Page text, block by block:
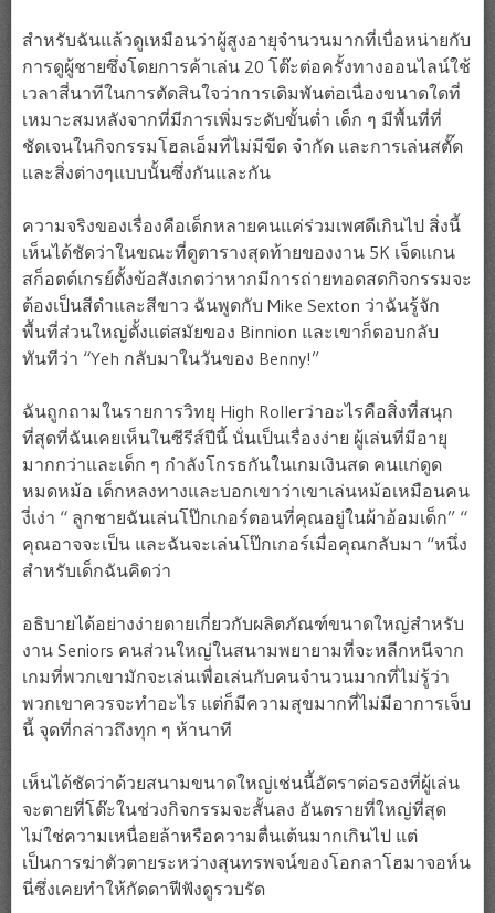
สำหรับฉันแล้วดูเหมือนว่าผู้สูงอายุจำนวนมากที่เบื่อหน่ายกับ
การดูผู้ชายซึ่งโดยการค้าเล่น 20 โต๊ะต่อครั้งทางออนไลน์ใช้
เวลาสี่นาทีในการตัดสินใจว่าการเดิมพันต่อเนื่องขนาดใดที่
เหมาะสมหลังจากที่มีการเพิ่มระดับขั้นต่ำ เด็ก ๆ มีพื้นที่ที่
ชัดเจนในกิจกรรมโฮลเอ็มที่ไม่มีขีด จำกัด และการเล่นสตั๊ด
และสิ่งต่างๆแบบนั้นซึ่งกันและกัน
ความจริงของเรื่องคือเด็กหลายคนแค่ร่วมเพศดีเกินไป สิ่งนี้
เห็นได้ชัดว่าในขณะที่ดูตารางสุดท้ายของงาน 5K เจ็ดแกน
สก็อตต์เกรย์ตั้งข้อสังเกตว่าหากมีการถ่ายทอดสดกิจกรรมจะ
ต้องเป็นสีดำและสีขาว ฉันพูดกับ Mike Sexton ว่าฉันรู้จัก
พื้นที่ส่วนใหญ่ตั้งแต่สมัยของ Binnion และเขาก็ตอบกลับ
ทันทีว่า “Yeh กลับมาในวันของ Benny!”
ฉันถูกถามในรายการวิทยุ High Rollerว่าอะไรคือสิ่งที่สนุก
ที่สุดที่ฉันเคยเห็นในซีรีส์ปีนี้ นั่นเป็นเรื่องง่าย ผู้เล่นที่มีอายุ
มากกว่าและเด็ก ๆ กำลังโกรธกันในเกมเงินสด คนแก่ดูด
หมดหม้อ เด็กหลงทางและบอกเขาว่าเขาเล่นหม้อเหมือนคน
งี่เง่า “ ลูกชายฉันเล่นโป๊กเกอร์ตอนที่คุณอยู่ในผ้าอ้อมเด็ก” “
คุณอาจจะเป็น และฉันจะเล่นโป๊กเกอร์เมื่อคุณกลับมา “หนึ่ง
สำหรับเด็กฉันคิดว่า
อธิบายได้อย่างง่ายดายเกี่ยวกับผลิตภัณฑ์ขนาดใหญ่สำหรับ
งาน Seniors คนส่วนใหญ่ในสนามพยายามที่จะหลีกหนีจาก
เกมที่พวกเขามักจะเล่นเพื่อเล่นกับคนจำนวนมากที่ไม่รู้ว่า
พวกเขาควรจะทำอะไร แต่ก็มีความสุขมากที่ไม่มีอาการเจ็บ
นี้ จุดที่กล่าวถึงทุก ๆ ห้านาที
เห็นได้ชัดว่าด้วยสนามขนาดใหญ่เช่นนี้อัตราต่อรองที่ผู้เล่น
จะตายที่โต๊ะในช่วงกิจกรรมจะสั้นลง อันตรายที่ใหญ่ที่สุด
ไม่ใช่ความเหนื่อยล้าหรือความตื่นเต้นมากเกินไป แต่
เป็นการฆ่าตัวตายระหว่างสุนทรพจน์ของโอกลาโฮมาจอห์น
นี่ซึ่งเคยทำให้กัดดาฟีฟังดูรวบรัด